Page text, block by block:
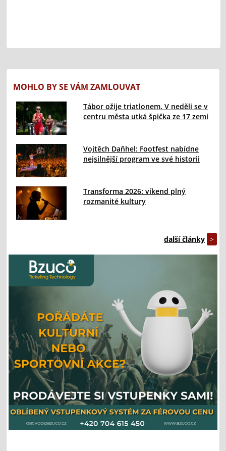
MOHLO BY SE VÁM ZAMLOUVAT
Tábor ožije triatlonem. V neděli se v
centru města utká špička ze 17 zemí
Vojtěch Daňhel: Footfest nabídne
nejsilnější program ve své historii
Transforma 2026: víkend plný
rozmanité kultury
další články >